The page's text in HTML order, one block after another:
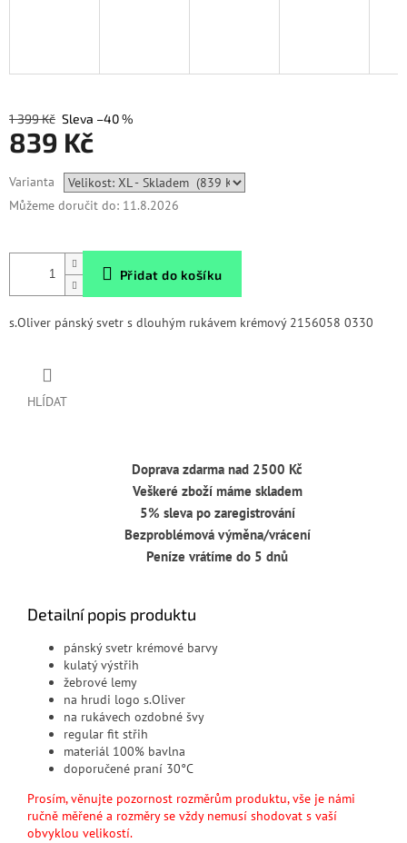
1 399 Kč –40 %
839 Kč
cena:
Varianta
Můžeme doručit do: 11.8.2026
Přidat do košíku
s.Oliver pánský svetr s dlouhým rukávem krémový 2156058 0330
HLÍDAT
Doprava zdarma nad 2500 Kč
Veškeré zboží máme skladem
5% sleva po zaregistrování
Bezproblémová výměna/vrácení
Peníze vrátíme do 5 dnů
Detailní popis produktu
pánský svetr krémové barvy
kulatý výstřih
žebrové lemy
na hrudi logo s.Oliver
na rukávech ozdobné švy
regular fit střih
materiál 100% bavlna
doporučené praní 30°C
Prosím, věnujte pozornost rozměrům produktu, vše je námi
ručně měřené a rozměry se vždy nemusí shodovat s vaší
obvyklou velikostí.